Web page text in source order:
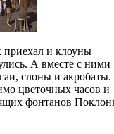
и клоуны
А вместе с ними
слоны и акробаты.
цветочных часов и
фонтанов